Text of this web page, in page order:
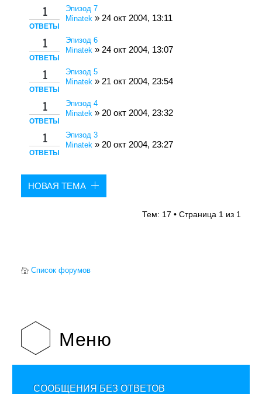
1
ОТВЕТЫ
Эпизод 7
Minatek » 24 окт 2004, 13:11
1
ОТВЕТЫ
Эпизод 6
Minatek » 24 окт 2004, 13:07
1
ОТВЕТЫ
Эпизод 5
Minatek » 21 окт 2004, 23:54
1
ОТВЕТЫ
Эпизод 4
Minatek » 20 окт 2004, 23:32
1
ОТВЕТЫ
Эпизод 3
Minatek » 20 окт 2004, 23:27
НОВАЯ ТЕМА
Тем: 17 • Страница 1из 1
Список форумов
Меню
СООБЩЕНИЯ БЕЗ ОТВЕТОВ